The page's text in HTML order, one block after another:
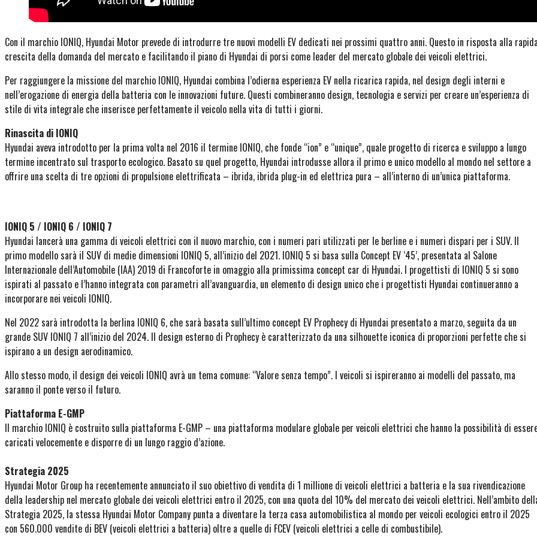
Con il marchio IONIQ, Hyundai Motor prevede di introdurre tre nuovi modelli EV dedicati nei prossimi quattro anni. Questo in risposta alla
crescita della domanda del mercato e facilitando il piano di Hyundai di porsi come leader del mercato globale dei veicoli elettrici.
Per raggiungere la missione del marchio IONIQ, Hyundai combina l’odierna esperienza EV nella ricarica rapida, nel design degli interni e
nell’erogazione di energia della batteria con le innovazioni future. Questi combineranno design, tecnologia e servizi per creare un’esperienza di
stile di vita integrale che inserisce perfettamente il veicolo nella vita di tutti i giorni.
Rinascita di IONIQ
Hyundai aveva introdotto per la prima volta nel 2016 il termine IONIQ, che fonde “ion” e “unique”, quale progetto di ricerca e sviluppo a lungo
termine incentrato sul trasporto ecologico. Basato su quel progetto, Hyundai introdusse allora il primo e unico modello al mondo nel settore a
offrire una scelta di tre opzioni di propulsione elettrificata – ibrida, ibrida plug-in ed elettrica pura – all’interno di un’unica piattaforma.
IONIQ 5 / IONIQ 6 / IONIQ 7
Hyundai lancerà una gamma di veicoli elettrici con il nuovo marchio, con i numeri pari utilizzati per le berline e i numeri dispari per i SUV. Il
primo modello sarà il SUV di medie dimensioni IONIQ 5, all’inizio del 2021. IONIQ 5 si basa sulla Concept EV ‘45’, presentata al Salone
Internazionale dell’Automobile (IAA) 2019 di Francoforte in omaggio alla primissima concept car di Hyundai. I progettisti di IONIQ 5 si sono
ispirati al passato e l’hanno integrata con parametri all’avanguardia, un elemento di design unico che i progettisti Hyundai continueranno a
incorporare nei veicoli IONIQ.
Nel 2022 sarà introdotta la berlina IONIQ 6, che sarà basata sull’ultimo concept EV Prophecy di Hyundai presentato a marzo, seguita da un
grande SUV IONIQ 7 all’inizio del 2024. Il design esterno di Prophecy è caratterizzato da una silhouette iconica di proporzioni perfette che si
ispirano a un design aerodinamico.
Allo stesso modo, il design dei veicoli IONIQ avrà un tema comune: “Valore senza tempo”. I veicoli si ispireranno ai modelli del passato, ma
saranno il ponte verso il futuro.
Piattaforma E-GMP
Il marchio IONIQ è costruito sulla piattaforma E-GMP – una piattaforma modulare globale per veicoli elettrici che hanno la possibilità di
caricati velocemente e disporre di un lungo raggio d’azione.
Strategia 2025
Hyundai Motor Group ha recentemente annunciato il suo obiettivo di vendita di 1 millione di veicoli elettrici a batteria e la sua rivendicazione
della leadership nel mercato globale dei veicoli elettrici entro il 2025, con una quota del 10% del mercato dei veicoli elettrici. Nell’ambito
Strategia 2025, la stessa Hyundai Motor Company punta a diventare la terza casa automobilistica al mondo per veicoli ecologici entro il 2025
con 560.000 vendite di BEV (veicoli elettrici a batteria) oltre a quelle di FCEV (veicoli elettrici a celle di combustibile).